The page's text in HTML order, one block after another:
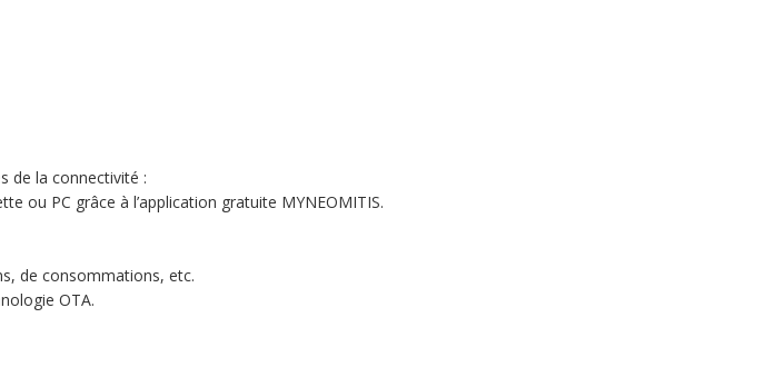
de la connectivité :
ou PC grâce à l’application gratuite MYNEOMITIS.
de consommations, etc.
OTA.